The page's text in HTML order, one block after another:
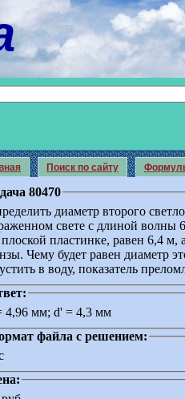
Поиск по сайту
80470
диаметр второго
свете с длиной волны
пластинке, равен 6,4 м,
Чему будет равен диаметр
в воду, показатель
4,96 мм; d' = 4,3 мм
файла с решением: